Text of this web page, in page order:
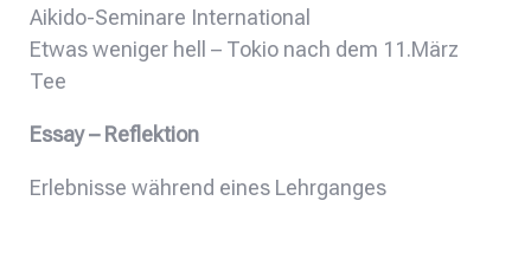
Aikido-Seminare International
Etwas weniger hell – Tokio nach dem 11.März
Tee
Essay – Reflektion
Erlebnisse während eines Lehrganges